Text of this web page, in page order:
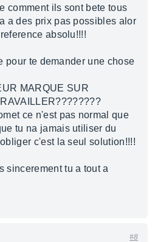
comment ils sont bete tous
a des prix pas possibles alor
absolu!!!!
pour te demander une chose
MARQUE SUR
ce n'est pas normal que
tu na jamais utiliser du
c'est la seul solution!!!!
sincerement tu a tout a
#8